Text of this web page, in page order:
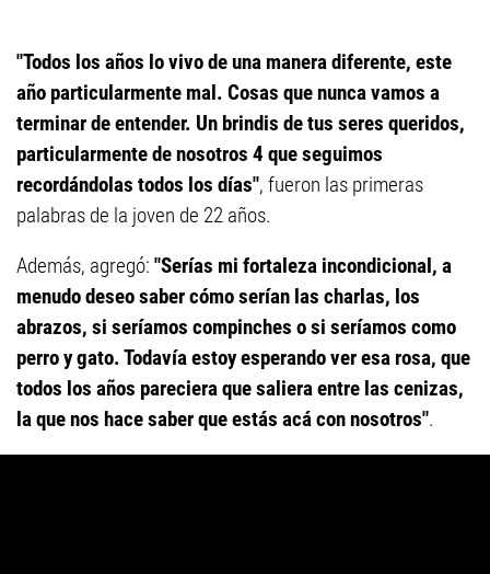
"Todos los años lo vivo de una manera diferente, este
año particularmente mal. Cosas que nunca vamos a
terminar de entender. Un brindis de tus seres queridos,
particularmente de nosotros 4 que seguimos
recordándolas todos los días", fueron las primeras
palabras de la joven de 22 años.
Además, agregó: "Serías mi fortaleza incondicional, a
menudo deseo saber cómo serían las charlas, los
abrazos, si seríamos compinches o si seríamos como
perro y gato. Todavía estoy esperando ver esa rosa, que
todos los años pareciera que saliera entre las cenizas,
la que nos hace saber que estás acá con nosotros".